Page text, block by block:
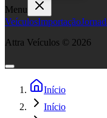
Menu
VeículosImportação
Attra Veículos © 2026
Início
Início